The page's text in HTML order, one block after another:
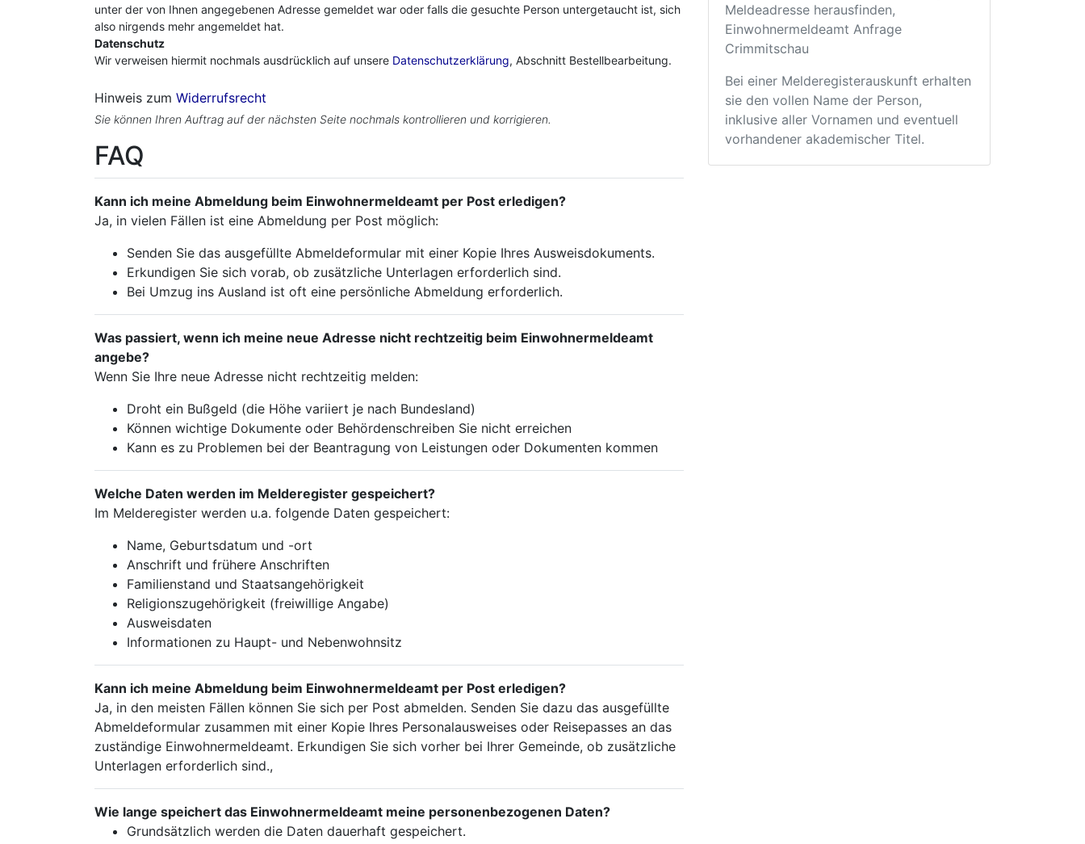
unter der von Ihnen angegebenen Adresse gemeldet war oder falls die gesuchte Person untergetaucht ist, sich
also nirgends mehr angemeldet hat.
Datenschutz
Wir verweisen hiermit nochmals ausdrücklich auf unsere Datenschutzerklärung, Abschnitt Bestellbearbeitung.
Hinweis zum Widerrufsrecht
Sie können Ihren Auftrag auf der nächsten Seite nochmals kontrollieren und korrigieren.
FAQ
Kann ich meine Abmeldung beim Einwohnermeldeamt per Post erledigen?
Ja, in vielen Fällen ist eine Abmeldung per Post möglich:
Senden Sie das ausgefüllte Abmeldeformular mit einer Kopie Ihres Ausweisdokuments.
Erkundigen Sie sich vorab, ob zusätzliche Unterlagen erforderlich sind.
Bei Umzug ins Ausland ist oft eine persönliche Abmeldung erforderlich.
Was passiert, wenn ich meine neue Adresse nicht rechtzeitig beim Einwohnermeldeamt
angebe?
Wenn Sie Ihre neue Adresse nicht rechtzeitig melden:
Droht ein Bußgeld (die Höhe variiert je nach Bundesland)
Können wichtige Dokumente oder Behördenschreiben Sie nicht erreichen
Kann es zu Problemen bei der Beantragung von Leistungen oder Dokumenten kommen
Welche Daten werden im Melderegister gespeichert?
Im Melderegister werden u.a. folgende Daten gespeichert:
Name, Geburtsdatum und -ort
Anschrift und frühere Anschriften
Familienstand und Staatsangehörigkeit
Religionszugehörigkeit (freiwillige Angabe)
Ausweisdaten
Informationen zu Haupt- und Nebenwohnsitz
Kann ich meine Abmeldung beim Einwohnermeldeamt per Post erledigen?
Ja, in den meisten Fällen können Sie sich per Post abmelden. Senden Sie dazu das ausgefüllte
Abmeldeformular zusammen mit einer Kopie Ihres Personalausweises oder Reisepasses an das
zuständige Einwohnermeldeamt. Erkundigen Sie sich vorher bei Ihrer Gemeinde, ob zusätzliche
Unterlagen erforderlich sind.,
Wie lange speichert das Einwohnermeldeamt meine personenbezogenen Daten?
Grundsätzlich werden die Daten dauerhaft gespeichert.
Meldeadresse herausfinden,
Einwohnermeldeamt Anfrage
Crimmitschau
Bei einer Melderegisterauskunft erhalten
sie den vollen Name der Person,
inklusive aller Vornamen und eventuell
vorhandener akademischer Titel.